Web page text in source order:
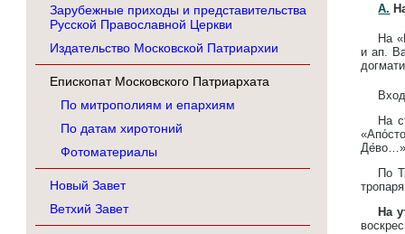
Зарубежные приходы и представительства
Русской Православной Церкви
Издательство Московской Патриархии
Епископат Московского Патриархата
По митрополиям и епархиям
По датам хиротоний
Фотоматериалы
Новый Завет
Ветхий Завет
А.
На
и ап.
На
По
На